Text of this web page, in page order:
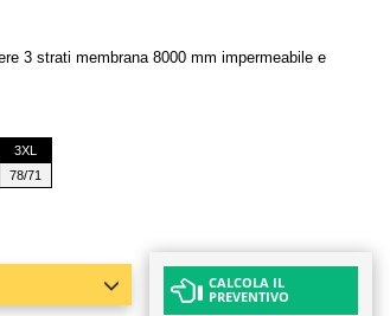
3 strati membrana 8000 mm impermeabile e
3XL
78/71
CALCOLA IL
PREVENTIVO